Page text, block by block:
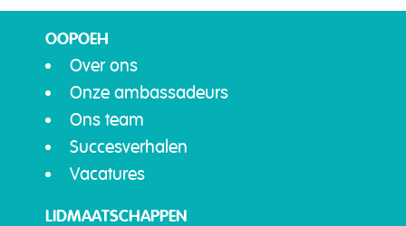
OOPOEH
Over ons
Onze ambassadeurs
Ons team
Succesverhalen
Vacatures
LIDMAATSCHAPPEN